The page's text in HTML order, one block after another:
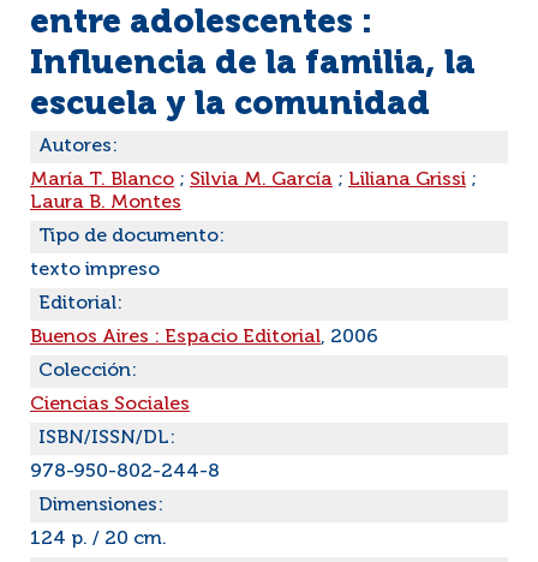
entre adolescentes :
Influencia de la familia, la
escuela y la comunidad
Autores:
María T. Blanco ; Silvia M. García ; Liliana Grissi ;
Laura B. Montes
Tipo de documento:
texto impreso
Editorial:
Buenos Aires : Espacio Editorial, 2006
Colección:
Ciencias Sociales
ISBN/ISSN/DL:
978-950-802-244-8
Dimensiones:
124 p. / 20 cm.